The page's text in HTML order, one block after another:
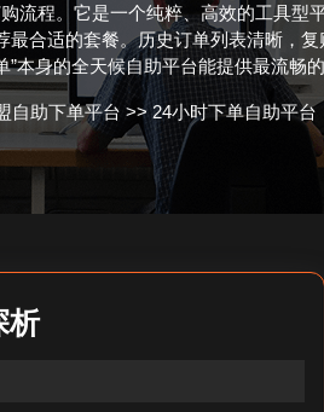
程。它是一个纯粹、高效的工具
合适的套餐。历史订单列表清晰，
”本身的全天候自助平台能提供最流畅的
自助下单平台 >>24小时下单自助平台
析千